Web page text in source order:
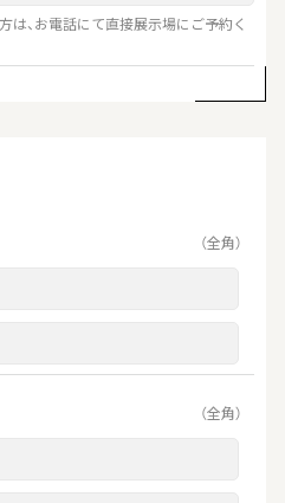
、お電話にて直接展示場にご予約く
（全角）
（全角）